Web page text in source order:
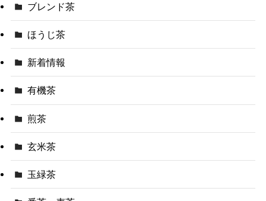
ブレンド茶
ほうじ茶
新着情報
有機茶
煎茶
玄米茶
玉緑茶